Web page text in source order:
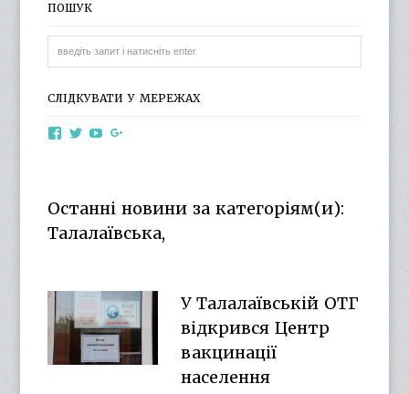
ПОШУК
СЛІДКУВАТИ У МЕРЕЖАХ
ViewViewView
YouTube
Останні новини за категоріям(и):
Талалаївська,
У Талалаївській ОТГ
відкрився Центр
вакцинації
населення